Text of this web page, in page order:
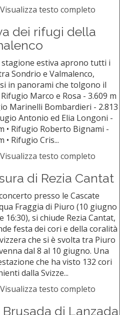
Visualizza testo completo
dei rifugi della
stagione estiva aprono tutti i
Sondrio e Valmalenco,
in panorami che tolgono il
Rifugio Marco e Rosa - 3.609 m
Marinelli Bombardieri - 2.813
Antonio ed Elia Longoni -
• Rifugio Roberto Bignami -
• Rifugio Cris...
Visualizza testo completo
di Rezia Cantat
presso le Cascate
Fraggia di Piuro (10 giugno
16:30), si chiude Rezia Cantat,
festa dei cori e della coralità
che si è svolta tra Piuro
dal 8 al 10 giugno. Una
che ha visto 132 cori
dalla Svizze...
Visualizza testo completo
di Lanzada